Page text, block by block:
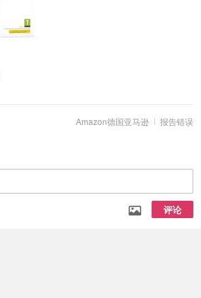
报告错误
Amazon德国亚马逊
评论